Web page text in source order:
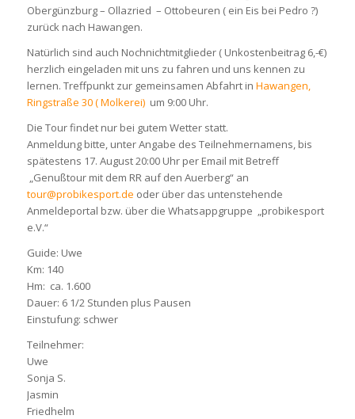
Obergünzburg – Ollazried – Ottobeuren ( ein Eis bei Pedro ?)
zurück nach Hawangen.
Natürlich sind auch Nochnichtmitglieder ( Unkostenbeitrag 6,-€)
herzlich eingeladen mit uns zu fahren und uns kennen zu
lernen. Treffpunkt zur gemeinsamen Abfahrt in Hawangen,
Ringstraße 30 ( Molkerei)um 9:00 Uhr.
Die Tour findet nur bei gutem Wetter statt.
Anmeldung bitte, unter Angabe des Teilnehmernamens, bis
spätestens 17. August 20:00 Uhr per Email mit Betreff
„Genußtour mit dem RR auf den Auerberg“ an
tour@probikesport.de oder über das untenstehende
Anmeldeportal bzw. über die Whatsappgruppe „probikesport
e.V.“
Guide: Uwe
Km: 140
Hm: ca. 1.600
Dauer: 6 1/2 Stunden plus Pausen
Einstufung: schwer
Teilnehmer:
Uwe
Sonja S.
Jasmin
Friedhelm